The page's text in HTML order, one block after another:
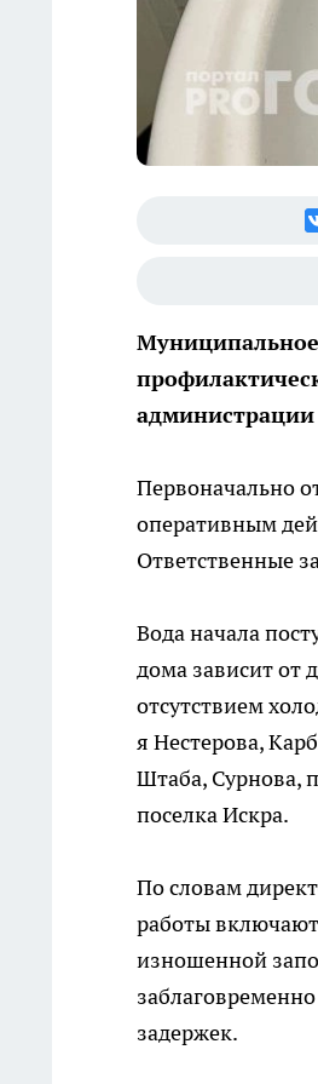
администрации
Первоначально
оперативным
Ответственные
Вода начала
дома зависит от
отсутствием
я Нестерова,
Штаба, Сурнова,
поселка Искра.
По словам
работы
изношенной
задержек.